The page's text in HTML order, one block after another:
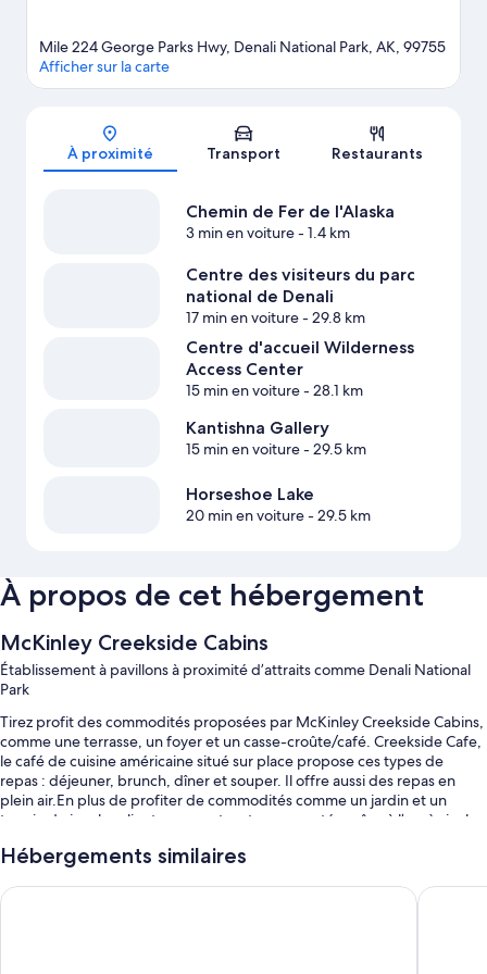
Carte
Mile 224 George Parks Hwy, Denali National Park, AK, 99755
Afficher sur la carte
À proximité Transport Restaurants
Chemin de Fer de l'Alaska
3 min en voiture- 1.4 km
Centre des visiteurs du parc
national de Denali
17 min en voiture- 29.8 km
Centre d'accueil Wilderness
Access Center
15 min en voiture- 28.1 km
Kantishna Gallery
15 min en voiture- 29.5 km
Horseshoe Lake
20 min en voiture- 29.5 km
À propos de cet hébergement
McKinley Creekside Cabins
Établissement à pavillons à proximité d’attraits comme Denali National
Park
Tirez profit des commodités proposées par McKinley Creekside Cabins,
comme une terrasse, un foyer et un casse-croûte/café. Creekside Cafe,
le café de cuisine américaine situé sur place propose ces types de
repas : déjeuner, brunch, dîner et souper. Il offre aussi des repas en
plein air.En plus de profiter de commodités comme un jardin et un
terrain de jeu, les clients peuvent rester connectés grâce à l’accès inclus
Vous profiterez aussi d’autres avantages, dont :
Hébergements similaires
Denali Grizzly Bear Resort Denali